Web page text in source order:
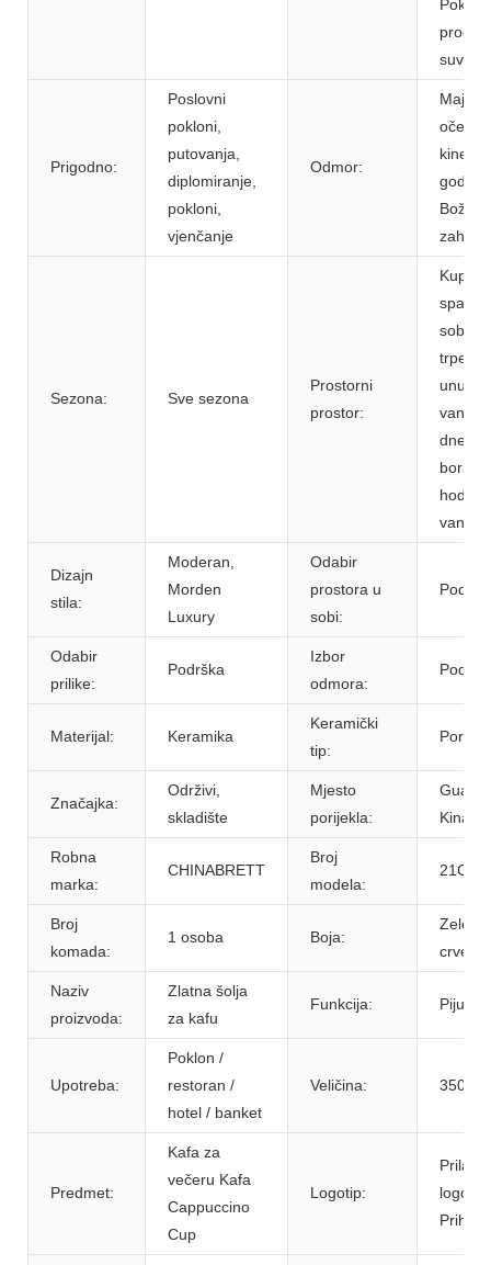
Prigodno:
Poslovni
pokloni,
putovanja,
diplomiranje,
pokloni,
vjenčanje
Odmor:
Majčin
očev
godina,
Božić,
Sezona: Sve sezona
Prostorni
prostor:
soba,
vanjski,
dnevni
hodnik,
vanjski
Dizajn
stila:
Moderan,
Morden
Luxury
Odabir
prostora u
sobi:
Odabir
prilike:
Podrška
Izbor
odmora:
Materijal: Keramika
Keramički
tip:
Značajka:
Održivi, ​​
skladište
Mjesto
porijekla:
Kina
Robna
marka:
CHINABRETT
Broj
modela:
Broj
komada:
1 osoba Boja:
Zeleno
crveno
Naziv
proizvoda:
Zlatna šolja
za kafu
Funkcija: Pijući
Upotreba:
Poklon /
restoran /
hotel / banket
Veličina: 350ML
Predmet:
Kafa za
večeru Kafa
Cappuccino
Cup
Logotip:
logo